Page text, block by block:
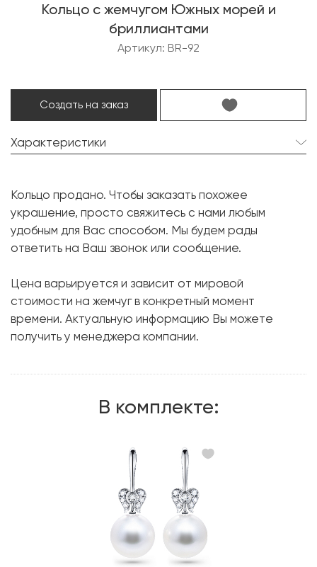
Кольцо с жемчугом Южных морей и
бриллиантами
Артикул: BR-92
Создать на заказ
Характеристики
Форма:
Бриллиант:
14 шт. 0.12 карат.
Форма огранки:
Металл:
Белое золото, 750 проба
Размер:
Кольцо продано. Чтобы заказать похожее
украшение, просто свяжитесь с нами любым
удобным для Вас способом. Мы будем рады
ответить на Ваш звонок или сообщение.
Цена варьируется и зависит от мировой
стоимости на жемчуг в конкретный момент
времени. Актуальную информацию Вы можете
получить у менеджера компании.
В комплекте: